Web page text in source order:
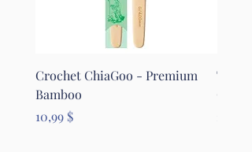
Crochet ChiaGoo - Premium
Bamboo
Prix
10,99 $
Tapis
Clover